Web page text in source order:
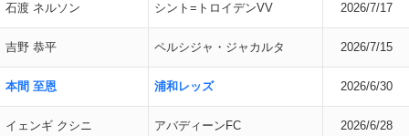
石渡 ネルソン シント=トロイデンVV 2026/7/17
吉野 恭平 ペルシジャ・ジャカルタ 2026/7/15
本間 至恩 浦和レッズ 2026/6/30
イェンギ クシニ アバディーンFC 2026/6/28